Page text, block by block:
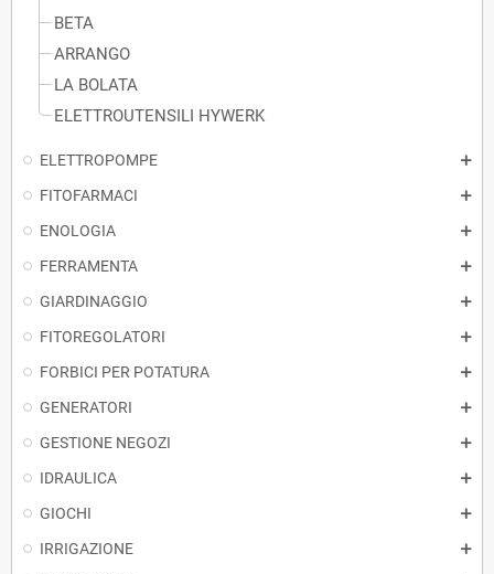
BETA
ARRANGO
LA BOLATA
ELETTROUTENSILI HYWERK
ELETTROPOMPE
FITOFARMACI
ENOLOGIA
FERRAMENTA
GIARDINAGGIO
FITOREGOLATORI
FORBICI PER POTATURA
GENERATORI
GESTIONE NEGOZI
IDRAULICA
GIOCHI
IRRIGAZIONE